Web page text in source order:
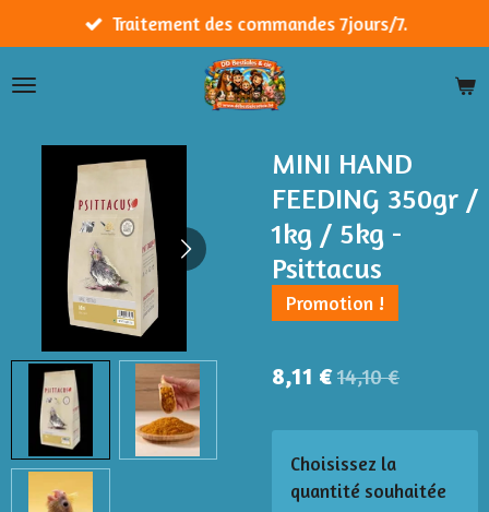
au
contenu
Traitement des commandes 7jours/7.
MINI HAND
FEEDING 350gr /
1kg / 5kg -
Psittacus
Promotion !
8,11 €14,10 €
Choisissez la
quantité souhaitée